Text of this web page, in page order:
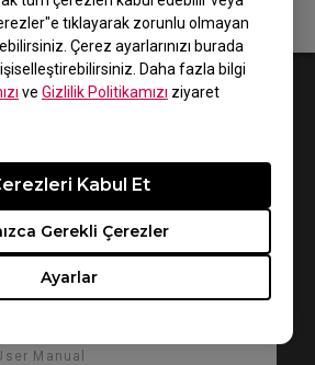
tıklayarak zorunlu olmayan
Çerez ayarlarınızı burada
Daha fazla bilgi
ve Gizlilik Politikamızı ziyaret
Ayarlar
Gerekli Çerezler
Kabul Et
Manual